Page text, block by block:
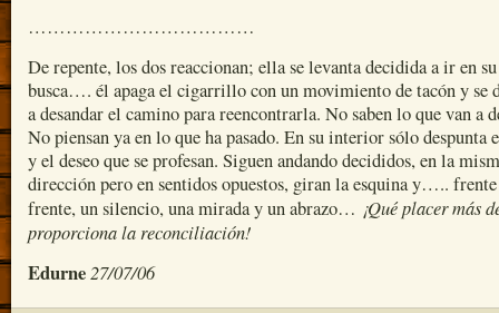
………………………………
De repente, los dos reaccionan; ella se levanta decidida a ir en su
busca…. él apaga el cigarrillo con un movimiento de tacón y se
a desandar el camino para reencontrarla. No saben lo que van a
No piensan ya en lo que ha pasado. En su interior sólo despunta
y el deseo que se profesan. Siguen andando decididos, en la
dirección pero en sentidos opuestos, giran la esquina y…..
frente, un silencio, una mirada y un abrazo… ¡Qué placer más
proporciona la reconciliación!
Edurne 27/07/06